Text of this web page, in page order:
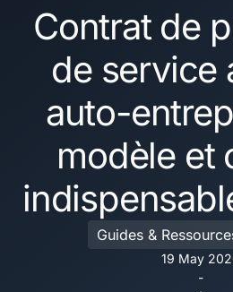
Contrat de
de service
auto-
modèle et
Guides &
19 May
-